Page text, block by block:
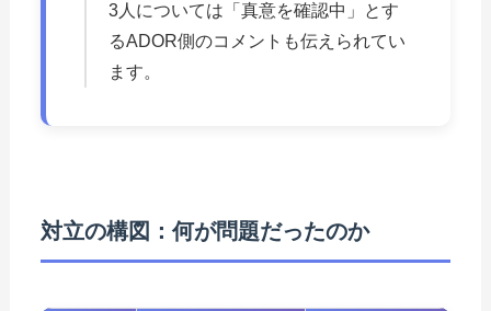
3人については「真意を確認中」とす
るADOR側のコメントも伝えられてい
ます。
対立の構図：何が問題だったのか